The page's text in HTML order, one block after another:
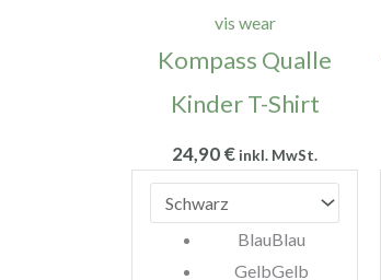
vis wear
Kompass Qualle
Kinder T-Shirt
24,90€ inkl. MwSt.
BlauBlau
GelbGelb